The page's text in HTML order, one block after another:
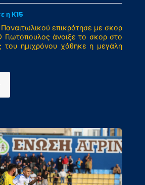
η Κ15
επικράτησε με σκορ
άνοιξε το σκορ στο
του ημιχρόνου χάθηκε η μεγάλη